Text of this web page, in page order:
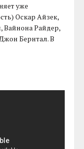
уже
Оскар Айзек,
Вайнона Райдер,
Бернтал. В